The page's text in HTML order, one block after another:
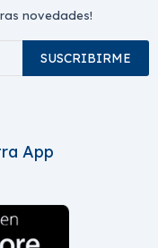
novedades!
SUSCRIBIRME
App